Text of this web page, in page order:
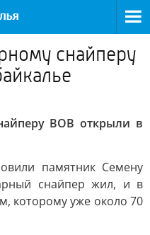
снайперу
ВОВ открыли в
памятник Семену
снайпер жил, и в
которому уже около 70